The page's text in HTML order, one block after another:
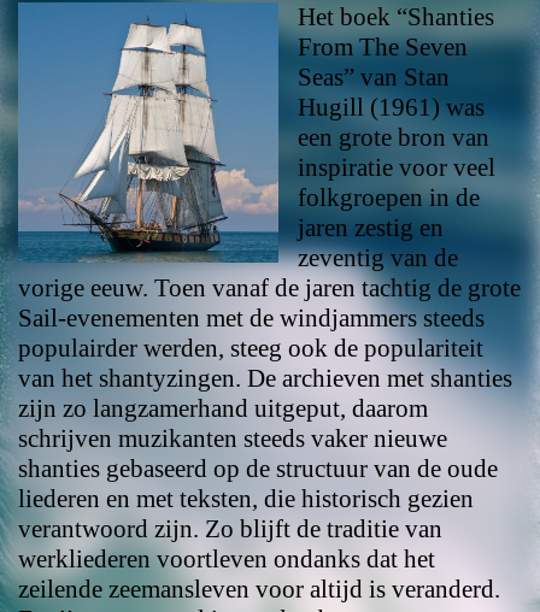
Het boek “Shanties
From The Seven
Seas” van Stan
Hugill (1961) was
een grote bron van
inspiratie voor veel
folkgroepen in de
jaren zestig en
zeventig van de
vorige eeuw. Toen vanaf de jaren tachtig de grote
Sail-evenementen met de windjammers steeds
populairder werden, steeg ook de populariteit
van het shantyzingen. De archieven met shanties
zijn zo langzamerhand uitgeput, daarom
schrijven muzikanten steeds vaker nieuwe
shanties gebaseerd op de structuur van de oude
liederen en met teksten, die historisch gezien
verantwoord zijn. Zo blijft de traditie van
werkliederen voortleven ondanks dat het
zeilende zeemansleven voor altijd is veranderd.